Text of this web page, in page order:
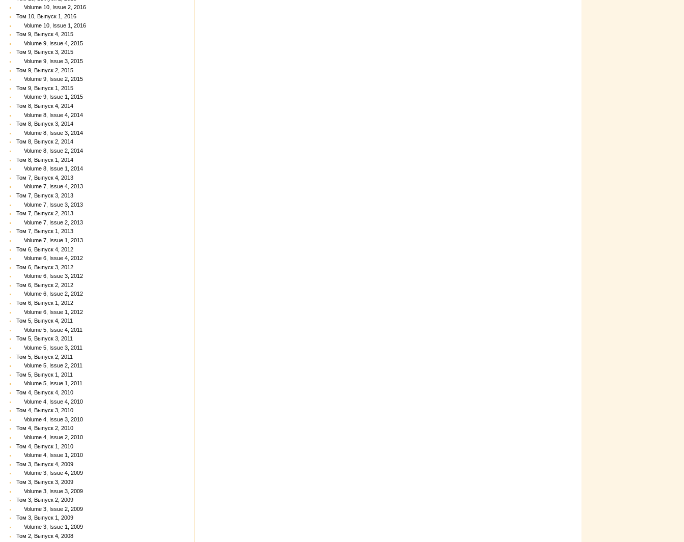
Volume 10, Issue 2, 2016
Том 10, Выпуск 1, 2016
Volume 10, Issue 1, 2016
Том 9, Выпуск 4, 2015
Volume 9, Issue 4, 2015
Том 9, Выпуск 3, 2015
Volume 9, Issue 3, 2015
Том 9, Выпуск 2, 2015
Volume 9, Issue 2, 2015
Том 9, Выпуск 1, 2015
Volume 9, Issue 1, 2015
Том 8, Выпуск 4, 2014
Volume 8, Issue 4, 2014
Том 8, Выпуск 3, 2014
Volume 8, Issue 3, 2014
Том 8, Выпуск 2, 2014
Volume 8, Issue 2, 2014
Том 8, Выпуск 1, 2014
Volume 8, Issue 1, 2014
Том 7, Выпуск 4, 2013
Volume 7, Issue 4, 2013
Том 7, Выпуск 3, 2013
Volume 7, Issue 3, 2013
Том 7, Выпуск 2, 2013
Volume 7, Issue 2, 2013
Том 7, Выпуск 1, 2013
Volume 7, Issue 1, 2013
Том 6, Выпуск 4, 2012
Volume 6, Issue 4, 2012
Том 6, Выпуск 3, 2012
Volume 6, Issue 3, 2012
Том 6, Выпуск 2, 2012
Volume 6, Issue 2, 2012
Том 6, Выпуск 1, 2012
Volume 6, Issue 1, 2012
Том 5, Выпуск 4, 2011
Volume 5, Issue 4, 2011
Том 5, Выпуск 3, 2011
Volume 5, Issue 3, 2011
Том 5, Выпуск 2, 2011
Volume 5, Issue 2, 2011
Том 5, Выпуск 1, 2011
Volume 5, Issue 1, 2011
Том 4, Выпуск 4, 2010
Volume 4, Issue 4, 2010
Том 4, Выпуск 3, 2010
Volume 4, Issue 3, 2010
Том 4, Выпуск 2, 2010
Volume 4, Issue 2, 2010
Том 4, Выпуск 1, 2010
Volume 4, Issue 1, 2010
Том 3, Выпуск 4, 2009
Volume 3, Issue 4, 2009
Том 3, Выпуск 3, 2009
Volume 3, Issue 3, 2009
Том 3, Выпуск 2, 2009
Volume 3, Issue 2, 2009
Том 3, Выпуск 1, 2009
Volume 3, Issue 1, 2009
Том 2, Выпуск 4, 2008